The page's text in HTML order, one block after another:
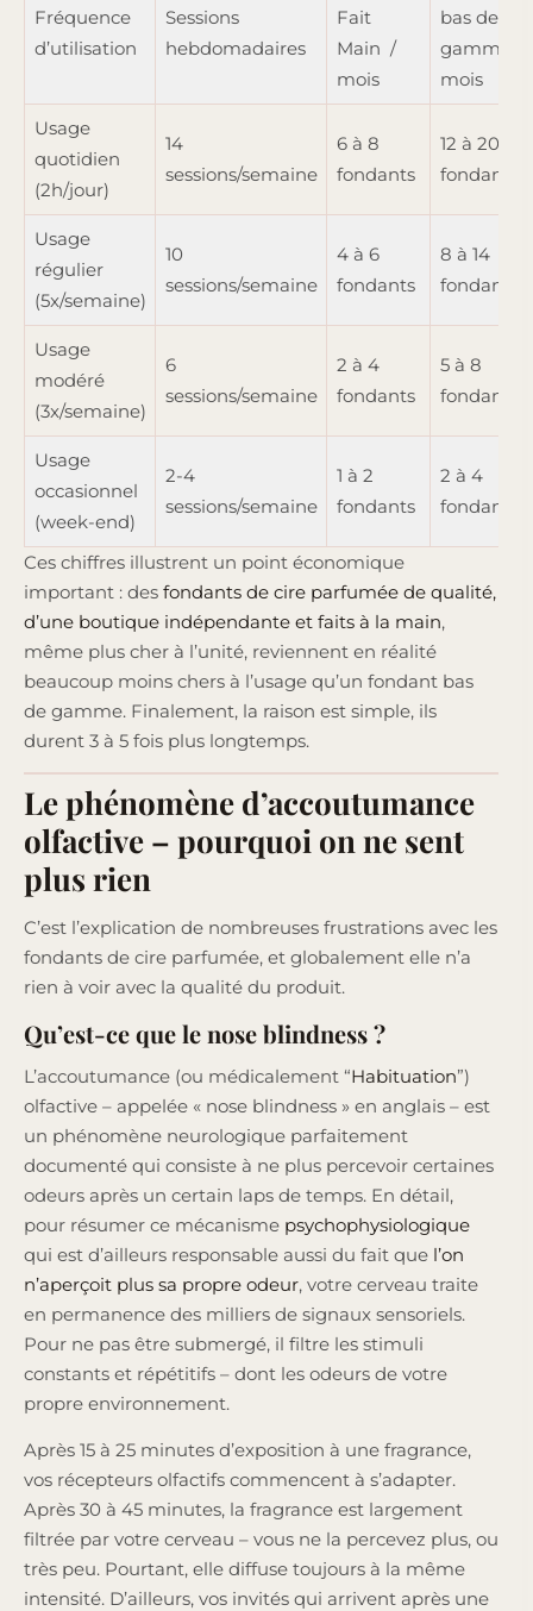
Fréquence
d’utilisation
Sessions
hebdomadaires
Fait
Main /
mois
bas de
gamme /
mois
Usage
quotidien
(2h/jour)
14
sessions/semaine
6 à 8
fondants
12 à 20
fondants
Usage
régulier
(5x/semaine)
10
sessions/semaine
4 à 6
fondants
8 à 14
fondants
Usage
modéré
(3x/semaine)
6
sessions/semaine
2 à 4
fondants
5 à 8
fondants
Usage
occasionnel
(week-end)
2-4
sessions/semaine
1 à 2
fondants
2 à 4
fondants
Ces chiffres illustrent un point économique
important : des fondants de cire parfumée de qualité,
d’une boutique indépendante et faits à la main,
même plus cher à l’unité, reviennent en réalité
beaucoup moins chers à l’usage qu’un fondant bas
de gamme. Finalement, la raison est simple, ils
durent 3 à 5 fois plus longtemps.
Le phénomène d’accoutumance
olfactive – pourquoi on ne sent
plus rien
C’est l’explication de nombreuses frustrations avec les
fondants de cire parfumée, et globalement elle n’a
rien à voir avec la qualité du produit.
Qu’est-ce que le nose blindness ?
L’accoutumance (ou médicalement “Habituation”)
olfactive – appelée « nose blindness » en anglais – est
un phénomène neurologique parfaitement
documenté qui consiste à ne plus percevoir certaines
odeurs après un certain laps de temps. En détail,
pour résumer ce mécanisme psychophysiologique
qui est d’ailleurs responsable aussi du fait que l’on
n’aperçoit plus sa propre odeur, votre cerveau traite
en permanence des milliers de signaux sensoriels.
Pour ne pas être submergé, il filtre les stimuli
constants et répétitifs – dont les odeurs de votre
propre environnement.
Après 15 à 25 minutes d’exposition à une fragrance,
vos récepteurs olfactifs commencent à s’adapter.
Après 30 à 45 minutes, la fragrance est largement
filtrée par votre cerveau – vous ne la percevez plus, ou
très peu. Pourtant, elle diffuse toujours à la même
intensité. D’ailleurs, vos invités qui arrivent après une